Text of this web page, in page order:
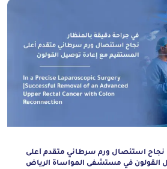
| نجاح استئصال ورم سرطاني متقدم أعلى
القولون في مستشفى المواساة الرياض